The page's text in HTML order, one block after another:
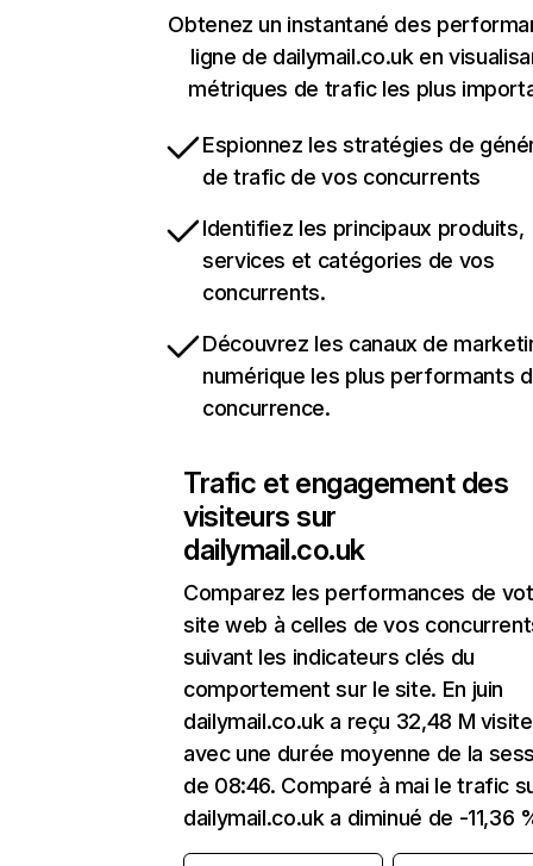
Obtenez un instantané des
ligne de dailymail.co.uk en
métriques de trafic les plus
Espionnez les stratégies de
de trafic de vos concurrents
Identifiez les principaux produits,
services et catégories de vos
concurrents.
Découvrez les canaux de
numérique les plus performants
concurrence.
Trafic et engagement des
visiteurs sur
dailymail.co.uk
Comparez les performances de
site web à celles de vos
suivant les indicateurs clés du
comportement sur le site. En juin
dailymail.co.uk a reçu 32,48 M
avec une durée moyenne de la
de 08:46. Comparé à mai le trafic
dailymail.co.uk a diminué de -11,36